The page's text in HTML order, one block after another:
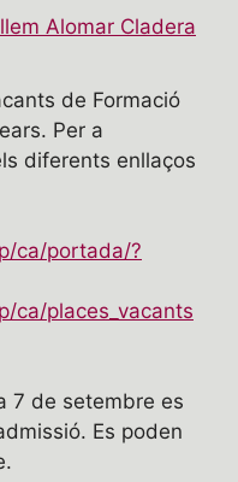
Alomar Cladera
de Formació
Per a
diferents enllaços
ca/portada/?
ca/places_vacants
7 de setembre es
Es poden